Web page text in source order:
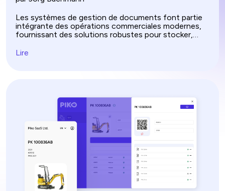
Les systèmes de gestion de documents font partie
intégrante des opérations commerciales modernes,
fournissant des solutions robustes pour stocker,
numériques. Mais qu’est-ce que la gestion
l'écoute pendant que nous explorons les avantages
d'un système de gestion documentaire et comment
celui-ci, combiné à l'intelligence artificielle dans la
gestion des actifs, améliore l'efficacité, la qualité et
la rentabilité dans ces secteurs.
Lire